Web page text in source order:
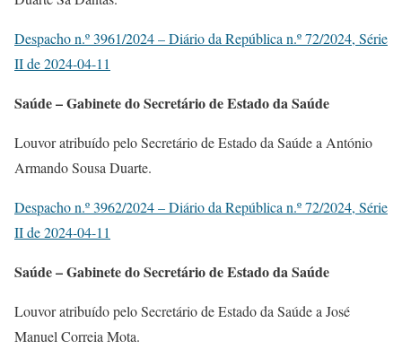
Despacho n.º 3961/2024 – Diário da República n.º 72/2024, Série
II de 2024-04-11
Saúde – Gabinete do Secretário de Estado da Saúde
Louvor atribuído pelo Secretário de Estado da Saúde a António
Armando Sousa Duarte.
Despacho n.º 3962/2024 – Diário da República n.º 72/2024, Série
II de 2024-04-11
Saúde – Gabinete do Secretário de Estado da Saúde
Louvor atribuído pelo Secretário de Estado da Saúde a José
Manuel Correia Mota.